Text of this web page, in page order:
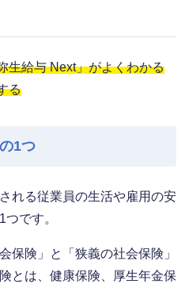
生給与 Next」がよくわかる
る
1つ
れる従業員の生活や雇用の安
です。
保険」と「狭義の社会保険」
とは、健康保険、厚生年金保